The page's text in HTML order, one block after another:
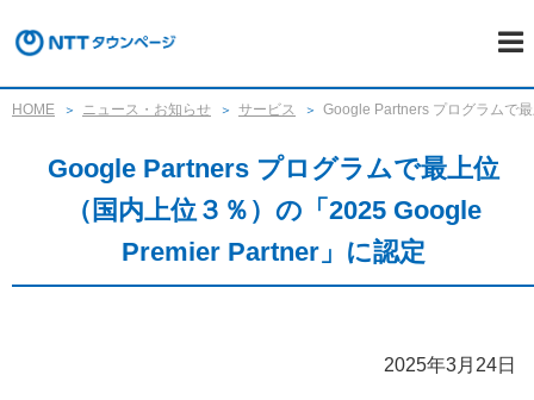
HOME ニュース・お知らせ サービス Google Partners プログラムで
Google Partners プログラムで最上位
（国内上位３％）の「2025 Google
Premier Partner」に認定
2025年3月24日